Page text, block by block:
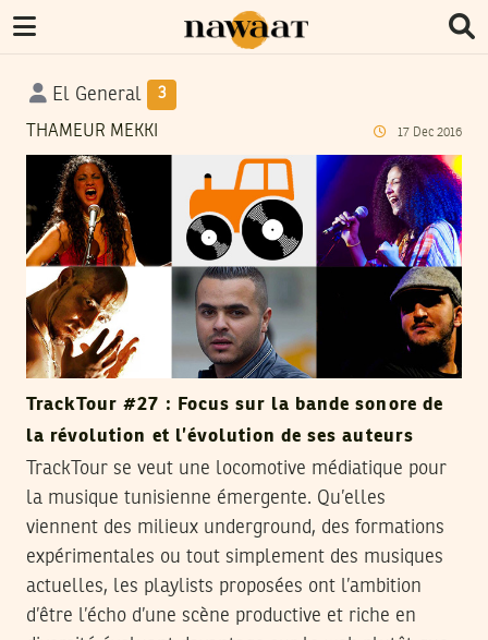
El General 3
THAMEUR MEKKI 17 Dec 2016
TrackTour #27 : Focus sur la bande sonore de
la révolution et l’évolution de ses auteurs
TrackTour se veut une locomotive médiatique pour
la musique tunisienne émergente. Qu’elles
viennent des milieux underground, des formations
expérimentales ou tout simplement des musiques
actuelles, les playlists proposées ont l’ambition
d’être l’écho d’une scène productive et riche en